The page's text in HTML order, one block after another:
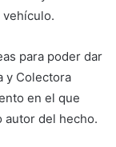
para poder dar
y Colectora
en el que
autor del hecho.